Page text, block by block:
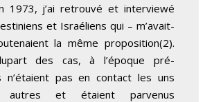
1973, j’ai retrouvé et interviewé
et Israéliens qui – m’avait-
la même proposition(2).
des cas, à l’époque pré-
n’étaient pas en contact les uns
et étaient parvenus